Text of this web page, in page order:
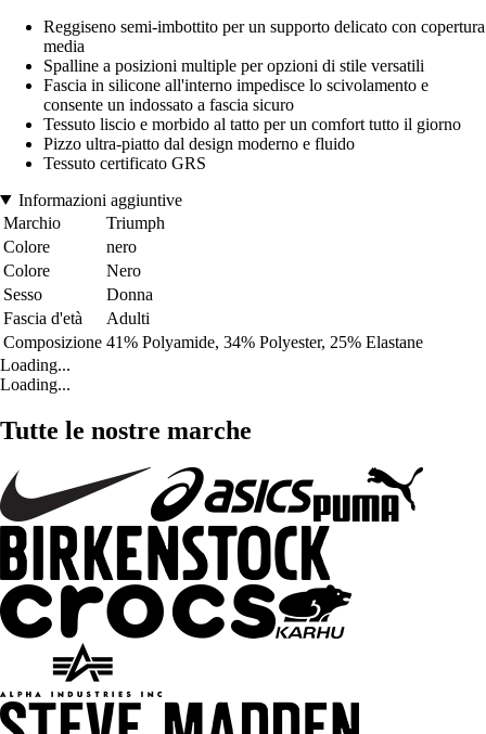
Reggiseno semi-imbottito per un supporto delicato con copertura
media
Spalline a posizioni multiple per opzioni di stile versatili
Fascia in silicone all'interno impedisce lo scivolamento e
consente un indossato a fascia sicuro
Tessuto liscio e morbido al tatto per un comfort tutto il giorno
Pizzo ultra-piatto dal design moderno e fluido
Tessuto certificato GRS
Informazioni aggiuntive
Marchio
Triumph
Colore
nero
Colore
Nero
Sesso
Donna
Fascia d'età
Adulti
Composizione 41% Polyamide, 34% Polyester, 25% Elastane
Loading...
Loading...
Tutte le nostre marche